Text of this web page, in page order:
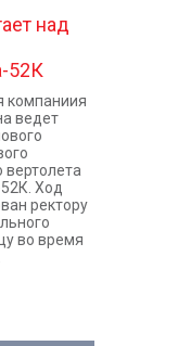
над
52К
компаниия
ведет
вертолета
Ход
ректору
во время